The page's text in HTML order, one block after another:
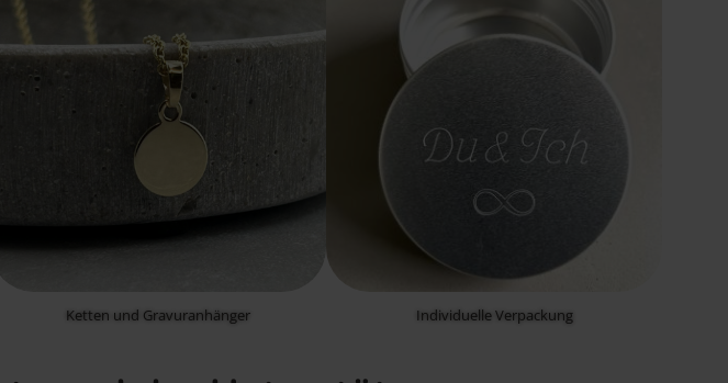
Ketten und Gravuranhänger Individuelle Verpackung